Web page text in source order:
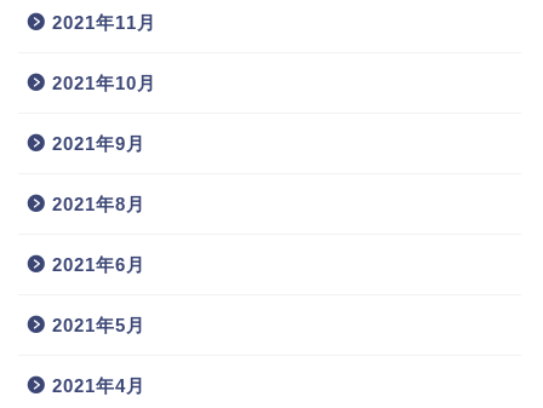
2021年11月
2021年10月
2021年9月
2021年8月
2021年6月
2021年5月
2021年4月